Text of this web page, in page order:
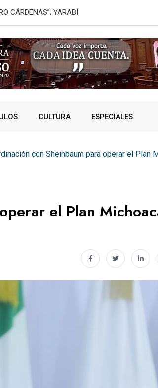
CULTURA ESPECIALES
con Sheinbaum para operar el Plan
el Plan